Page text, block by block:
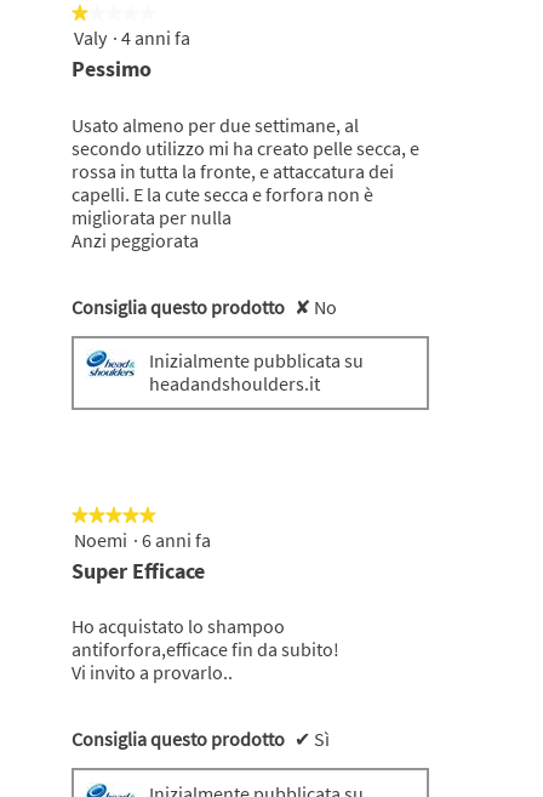
★★★★★
★★★★★
1
5
Valy · 4 anni fa
Pessimo
Usato almeno per due settimane, al
secondo utilizzo mi ha creato pelle secca, e
rossa in tutta la fronte, e attaccatura dei
capelli. E la cute secca e forfora non è
migliorata per nulla
Anzi peggiorata
Consiglia questo prodotto ✘ No
Inizialmente pubblicata su
headandshoulders.it
★★★★★
★★★★★
5
5
Noemi · 6 anni fa
Super Efficace
Ho acquistato lo shampoo
antiforfora,efficace fin da subito!
Vi invito a provarlo..
Consiglia questo prodotto ✔ Sì